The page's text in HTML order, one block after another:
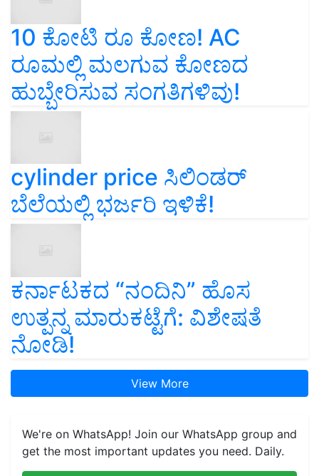
10 ಕೋಟಿ ರೂ ಕೋಣ! AC
ರೂಮಲ್ಲಿ ಮಲಗುವ ಕೋಣದ
ಹುಬ್ಬೇರಿಸುವ ಸಂಗತಿಗಳಿವು!
cylinder price ಸಿಲಿಂಡರ್‌
ಬೆಲೆಯಲ್ಲಿ ಭರ್ಜರಿ ಇಳಿಕೆ!
ಕರ್ನಾಟಕದ “ನಂದಿನಿ” ಹೊಸ
ಉತ್ಪನ್ನ ಮಾರುಕಟ್ಟೆಗೆ: ವಿಶೇಷತೆ
ನೋಡಿ!
View More
We're on WhatsApp! Join our WhatsApp group and
get the most important updates you need. Daily.